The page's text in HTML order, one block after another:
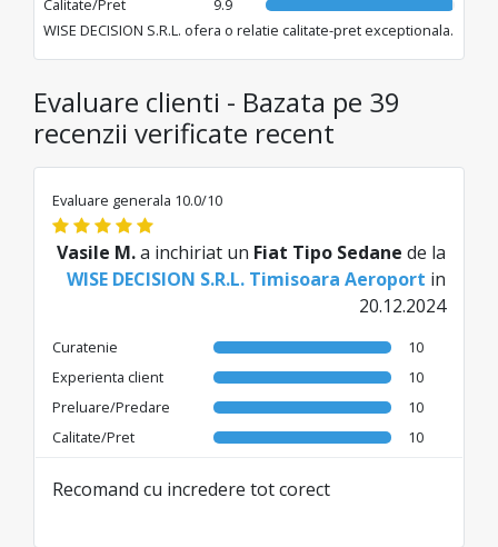
Calitate/Pret
9.9
WISE DECISION S.R.L. ofera o relatie calitate-pret exceptionala.
Evaluare clienti - Bazata pe 39
recenzii verificate recent
Evaluare generala 10.0/10
Vasile M.a inchiriat un Fiat Tipo Sedane de la
WISE DECISION S.R.L. Timisoara Aeroport in
20.12.2024
Curatenie
10
Experienta client
10
Preluare/Predare
10
Calitate/Pret
10
Recomand cu incredere tot corect